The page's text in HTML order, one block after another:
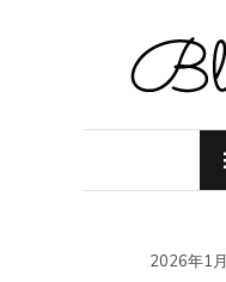
2026年1